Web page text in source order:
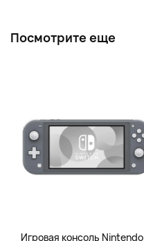
Посмотрите еще
Игровая консоль Nintendo